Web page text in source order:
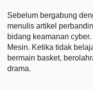
Sebelum bergabung
menulis artikel
bidang keamanan
Mesin. Ketika tidak
bermain basket,
drama.